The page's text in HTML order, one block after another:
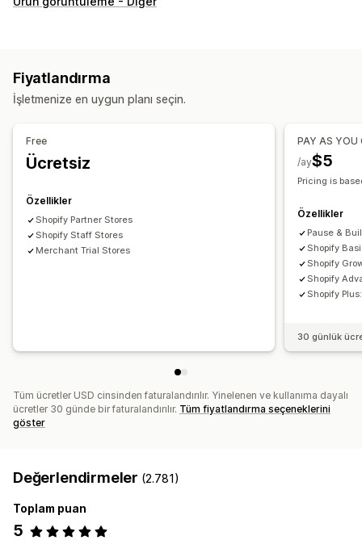
Envanter
Stok durumu
Fiyatlandırma
İşletmenize en uygun planı seçin.
Free
Ücretsiz
Özellikler
Shopify Partner Stores
Shopify Staff Stores
Merchant Trial Stores
PAY AS YOU
$5
/ay
Pricing is
Özellikler
Pause &
Shopify
Shopify
Shopify
Shopify
30 günlük
Tüm ücretler USD cinsinden faturalandırılır. Yinelenen ve kullanıma dayalı
ücretler 30 günde bir faturalandırılır. Tüm fiyatlandırma seçeneklerini
göster
Değerlendirmeler (2.781)
Toplam puan
5